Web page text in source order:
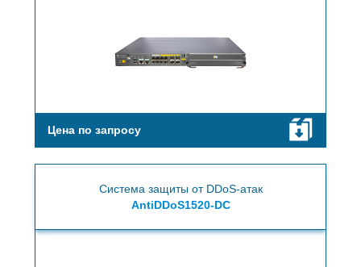
Цена по запросу
Система защиты от DDoS-атак
AntiDDoS1520-DC